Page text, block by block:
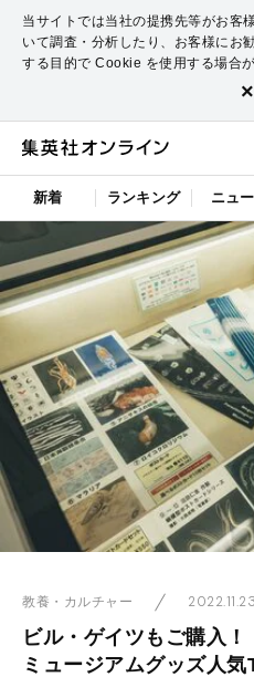
当サイトでは当社の提携先等がお客
いて調査・分析したり、お客様にお
する目的で Cookie を使用する場合が
×
新着 ランキング ニュ
教養・カルチャー 2022.11.23
ビル・ゲイツもご購入
ミュージアムグッズ人気